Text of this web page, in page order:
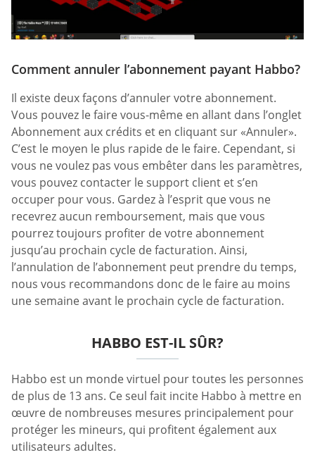
Comment annuler l’abonnement payant Habbo?
Il existe deux façons d’annuler votre abonnement.
Vous pouvez le faire vous-même en allant dans l’onglet
Abonnement aux crédits et en cliquant sur «Annuler».
C’est le moyen le plus rapide de le faire. Cependant, si
vous ne voulez pas vous embêter dans les paramètres,
vous pouvez contacter le support client et s’en
occuper pour vous. Gardez à l’esprit que vous ne
recevrez aucun remboursement, mais que vous
pourrez toujours profiter de votre abonnement
jusqu’au prochain cycle de facturation. Ainsi,
l’annulation de l’abonnement peut prendre du temps,
nous vous recommandons donc de le faire au moins
une semaine avant le prochain cycle de facturation.
HABBO EST-IL SÛR?
Habbo est un monde virtuel pour toutes les personnes
de plus de 13 ans. Ce seul fait incite Habbo à mettre en
œuvre de nombreuses mesures principalement pour
protéger les mineurs, qui profitent également aux
utilisateurs adultes.